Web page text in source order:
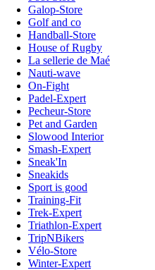
Galop-Store
Golf and co
Handball-Store
House of Rugby
La sellerie de Maé
Nauti-wave
On-Fight
Padel-Expert
Pecheur-Store
Pet and Garden
Slowood Interior
Smash-Expert
Sneak'In
Sneakids
Sport is good
Training-Fit
Trek-Expert
Triathlon-Expert
TripNBikers
Vélo-Store
Winter-Expert